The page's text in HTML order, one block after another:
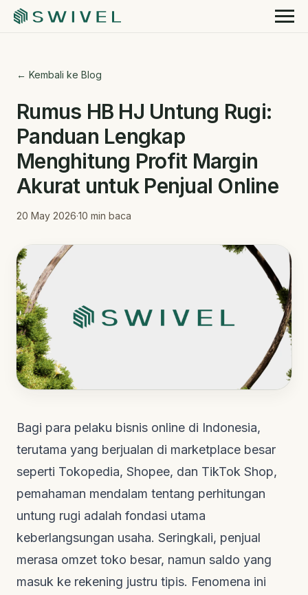
← Kembali ke Blog
Rumus HB HJ Untung Rugi:
Panduan Lengkap
Menghitung Profit Margin
Akurat untuk Penjual Online
20 May 2026·10 min baca
Bagi para pelaku bisnis online di Indonesia,
terutama yang berjualan di marketplace besar
seperti Tokopedia, Shopee, dan TikTok Shop,
pemahaman mendalam tentang perhitungan
untung rugi adalah fondasi utama
keberlangsungan usaha. Seringkali, penjual
merasa omzet toko besar, namun saldo yang
masuk ke rekening justru tipis. Fenomena ini